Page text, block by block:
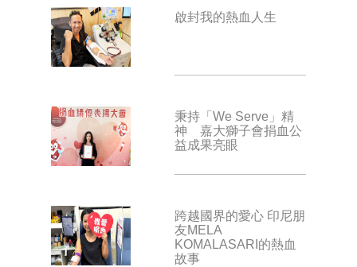
啟封我的熱血人生
秉持「We Serve」精
神 嘉大獅子會捐血公
益成果亮眼
跨越國界的愛心 印尼朋
友MELA
KOMALASARI的熱血
故事